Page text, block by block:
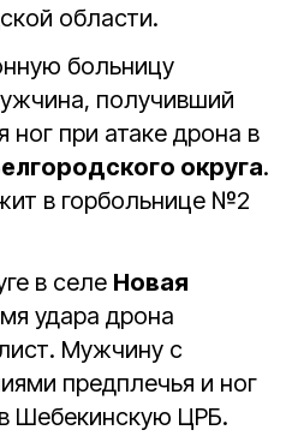
области.
больницу
получивший
при атаке дрона в
округа.
в горбольнице №2
в селе Новая
удара дрона
Мужчину с
предплечья и ног
Шебекинскую ЦРБ.